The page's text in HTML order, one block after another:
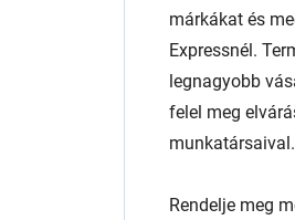
márkákat és
Expressnél.
legnagyobb
felel meg
munkatársaival.
Rendelje meg